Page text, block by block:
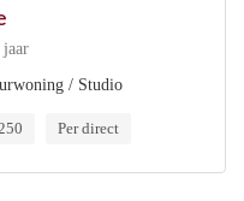
jaar
/ Studio
Per direct